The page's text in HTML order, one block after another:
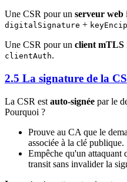
Une CSR pour un serveur web
digitalSignature +
Une CSR pour un client mTLS
clientAuth.
2.5 La signature de la
La CSR est auto-signée par le
Pourquoi ?
Prouve au CA que le
associée à la clé publique.
Empêche qu'un attaquant
transit sans invalider la